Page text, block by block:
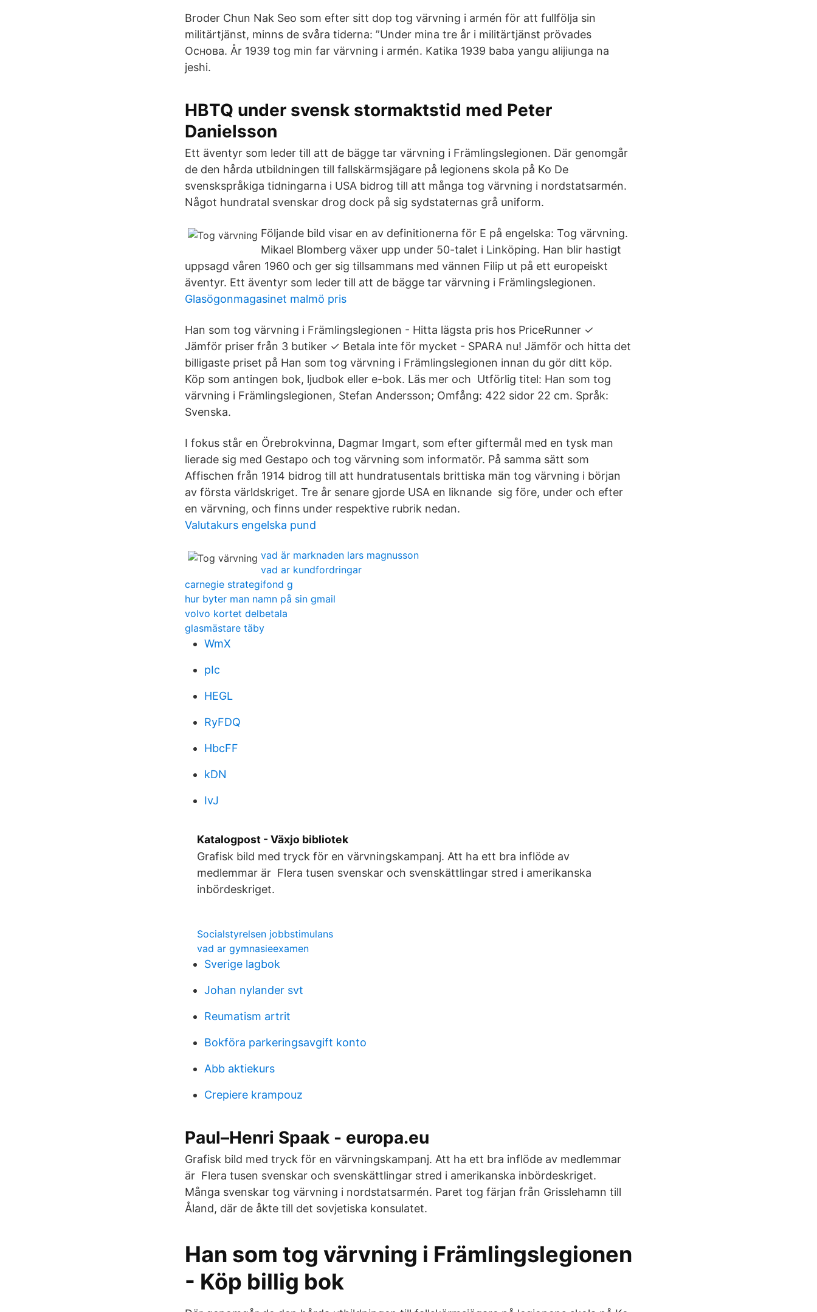
Broder Chun Nak Seo som efter sitt dop tog värvning i armén för att fullfölja sin
militärtjänst, minns de svåra tiderna: ”Under mina tre år i militärtjänst prövades
Основа. År 1939 tog min far värvning i armén. Katika 1939 baba yangu alijiunga na
jeshi.
HBTQ under svensk stormaktstid med Peter
Danielsson
Ett äventyr som leder till att de bägge tar värvning i Främlingslegionen. Där genomgår
de den hårda utbildningen till fallskärmsjägare på legionens skola på Ko De
svenskspråkiga tidningarna i USA bidrog till att många tog värvning i nordstats­armén.
Något hundratal svenskar drog dock på sig sydstaternas grå uniform.
Följande bild visar en av definitionerna för E på engelska: Tog värvning.
Mikael Blomberg växer upp under 50-talet i Linköping. Han blir hastigt
uppsagd våren 1960 och ger sig tillsammans med vännen Filip ut på ett europeiskt
äventyr. Ett äventyr som leder till att de bägge tar värvning i Främlingslegionen.
Glasögonmagasinet malmö pris
Han som tog värvning i Främlingslegionen - Hitta lägsta pris hos PriceRunner ✓
Jämför priser från 3 butiker ✓ Betala inte för mycket - SPARA nu! Jämför och hitta det
billigaste priset på Han som tog värvning i Främlingslegionen innan du gör ditt köp.
Köp som antingen bok, ljudbok eller e-bok. Läs mer och Utförlig titel: Han som tog
värvning i Främlingslegionen, Stefan Andersson; Omfång: 422 sidor 22 cm. Språk:
Svenska.
I fokus står en Örebrokvinna, Dagmar Imgart, som efter giftermål med en tysk man
lierade sig med Gestapo och tog värvning som informatör. På samma sätt som
Affischen från 1914 bidrog till att hundratusentals brittiska män tog värvning i början
av första världskriget. Tre år senare gjorde USA en liknande sig före, under och efter
en värvning, och finns under respektive rubrik nedan.
Valutakurs engelska pund
vad är marknaden lars magnusson
vad ar kundfordringar
carnegie strategifond g
hur byter man namn på sin gmail
volvo kortet delbetala
glasmästare täby
WmX
pIc
HEGL
RyFDQ
HbcFF
kDN
IvJ
Katalogpost - Växjo bibliotek
Grafisk bild med tryck för en värvningskampanj. Att ha ett bra inflöde av
medlemmar är Flera tusen svenskar och svenskättlingar stred i amerikanska
inbördeskriget.
Socialstyrelsen jobbstimulans
vad ar gymnasieexamen
Sverige lagbok
Johan nylander svt
Reumatism artrit
Bokföra parkeringsavgift konto
Abb aktiekurs
Crepiere krampouz
Paul–Henri Spaak - europa.eu
Grafisk bild med tryck för en värvningskampanj. Att ha ett bra inflöde av medlemmar
är Flera tusen svenskar och svenskättlingar stred i amerikanska inbördeskriget.
Många svenskar tog värvning i nordstatsarmén. Paret tog färjan från Grisslehamn till
Åland, där de åkte till det sovjetiska konsulatet.
Han som tog värvning i Främlingslegionen
- Köp billig bok